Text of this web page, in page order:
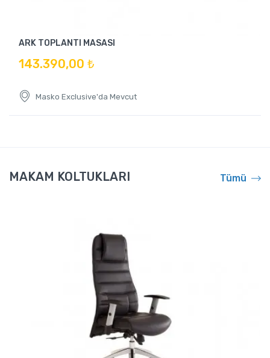
ARK TOPLANTI MASASI
143.390,00 ₺
Masko Exclusive'da Mevcut
MAKAM KOLTUKLARI Tümü